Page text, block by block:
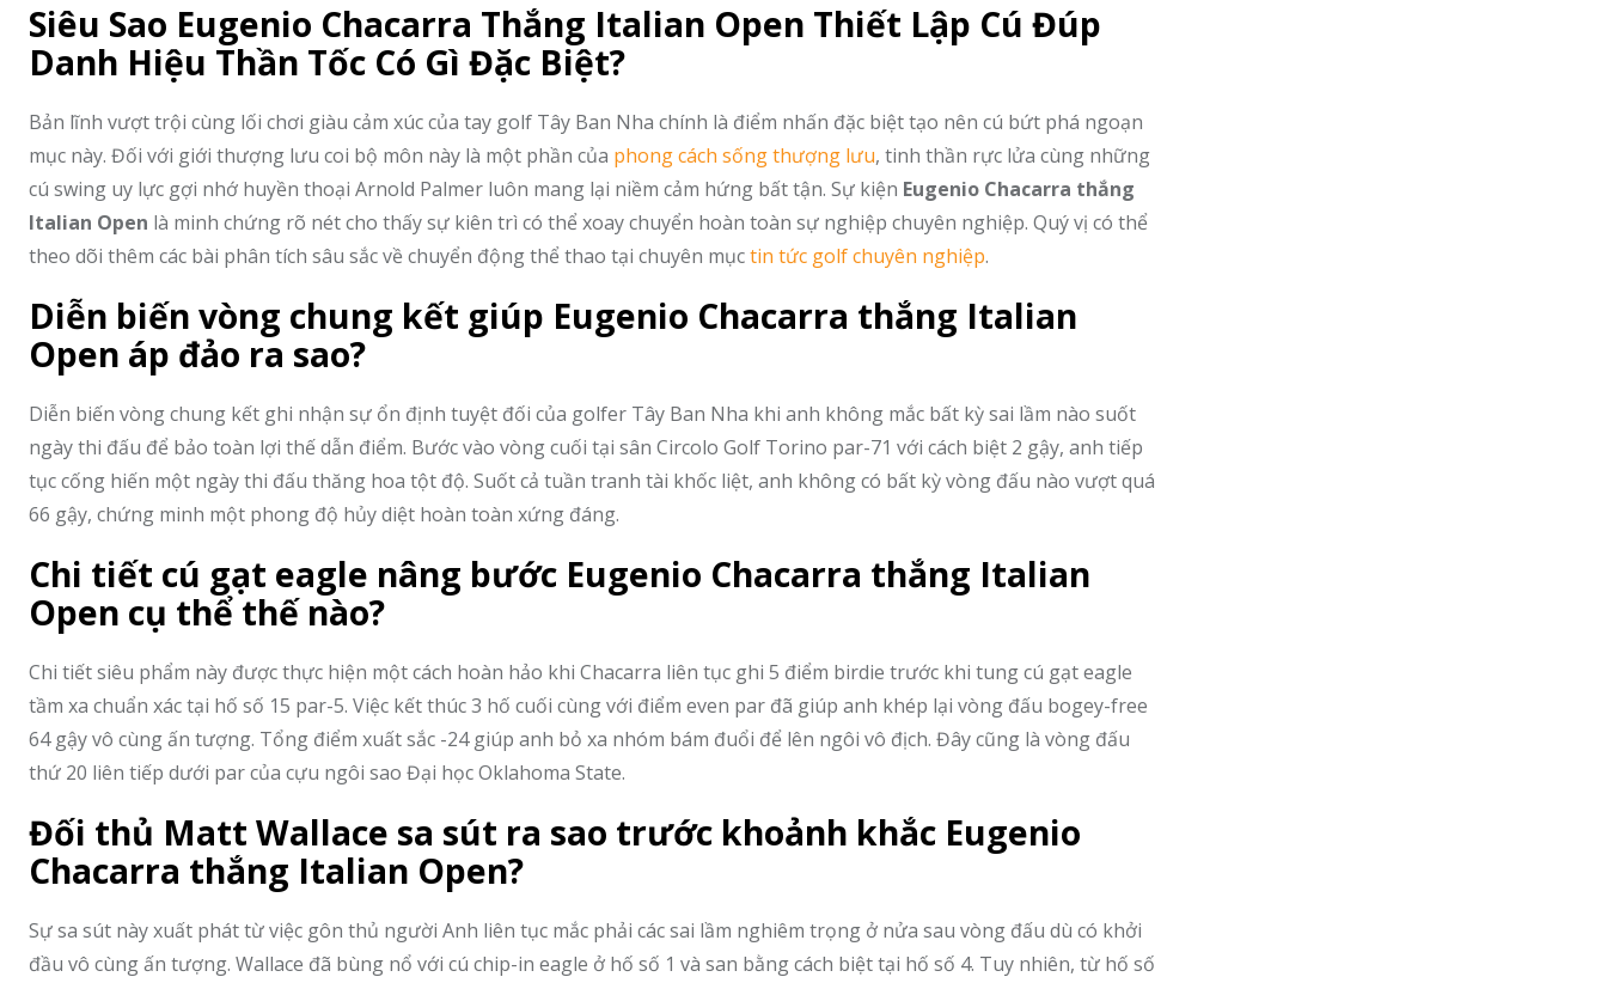
Siêu Sao Eugenio Chacarra Thắng Italian Open Thiết Lập Cú Đúp
Danh Hiệu Thần Tốc Có Gì Đặc Biệt?
Bản lĩnh vượt trội cùng lối chơi giàu cảm xúc của tay golf Tây Ban Nha chính là điểm nhấn đặc biệt tạo nên cú bứt phá ngoạn
mục này. Đối với giới thượng lưu coi bộ môn này là một phần của phong cách sống thượng lưu, tinh thần rực lửa cùng những
cú swing uy lực gợi nhớ huyền thoại Arnold Palmer luôn mang lại niềm cảm hứng bất tận. Sự kiện Eugenio Chacarra thắng
Italian Open là minh chứng rõ nét cho thấy sự kiên trì có thể xoay chuyển hoàn toàn sự nghiệp chuyên nghiệp. Quý vị có thể
theo dõi thêm các bài phân tích sâu sắc về chuyển động thể thao tại chuyên mụctin tức golf chuyên nghiệp.
Diễn biến vòng chung kết giúp Eugenio Chacarra thắng Italian
Open áp đảo ra sao?
Diễn biến vòng chung kết ghi nhận sự ổn định tuyệt đối của golfer Tây Ban Nha khi anh không mắc bất kỳ sai lầm nào suốt
ngày thi đấu để bảo toàn lợi thế dẫn điểm. Bước vào vòng cuối tại sân Circolo Golf Torino par-71 với cách biệt 2 gậy, anh tiếp
tục cống hiến một ngày thi đấu thăng hoa tột độ. Suốt cả tuần tranh tài khốc liệt, anh không có bất kỳ vòng đấu nào vượt quá
66 gậy, chứng minh một phong độ hủy diệt hoàn toàn xứng đáng.
Chi tiết cú gạt eagle nâng bước Eugenio Chacarra thắng Italian
Open cụ thể thế nào?
Chi tiết siêu phẩm này được thực hiện một cách hoàn hảo khi Chacarra liên tục ghi 5 điểm birdie trước khi tung cú gạt eagle
tầm xa chuẩn xác tại hố số 15 par-5. Việc kết thúc 3 hố cuối cùng với điểm even par đã giúp anh khép lại vòng đấu bogey-free
64 gậy vô cùng ấn tượng. Tổng điểm xuất sắc -24 giúp anh bỏ xa nhóm bám đuổi để lên ngôi vô địch. Đây cũng là vòng đấu
thứ 20 liên tiếp dưới par của cựu ngôi sao Đại học Oklahoma State.
Đối thủ Matt Wallace sa sút ra sao trước khoảnh khắc Eugenio
Chacarra thắng Italian Open?
Sự sa sút này xuất phát từ việc gôn thủ người Anh liên tục mắc phải các sai lầm nghiêm trọng ở nửa sau vòng đấu dù có khởi
đầu vô cùng ấn tượng. Wallace đã bùng nổ với cú chip-in eagle ở hố số 1 và san bằng cách biệt tại hố số 4. Tuy nhiên, từ hố số